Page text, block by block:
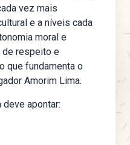
vez mais
e a níveis cada
moral e
de respeito e
que fundamenta o
Amorim Lima.
deve apontar: